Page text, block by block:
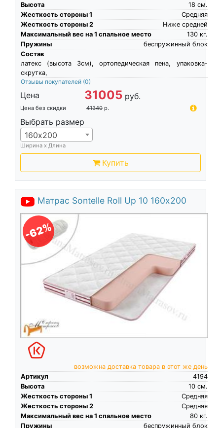
Высота
см.
18
Жесткость стороны 1
Средняя
Жесткость стороны 2
Ниже средней
Максимальный вес на 1 спальное место
кг.
130
Пружины
беспружинный блок
Состав
латекс (высота 3см), ортопедическая пена, упаковка-
скрутка,
Отзывы покупателей (0)
Цена 31005 руб.
Цена без скидки 41340 р.
Выбрать размер
160х200
Ширина х Длина
Купить
Матрас Sontelle Roll Up 10 160х200
-62%
возможна доставка товара в этот же день
Артикул
4194
Высота
см.
10
Жесткость стороны 1
Средняя
Жесткость стороны 2
Средняя
Максимальный вес на 1 спальное место
кг.
80
Пружины
беспружинный блок